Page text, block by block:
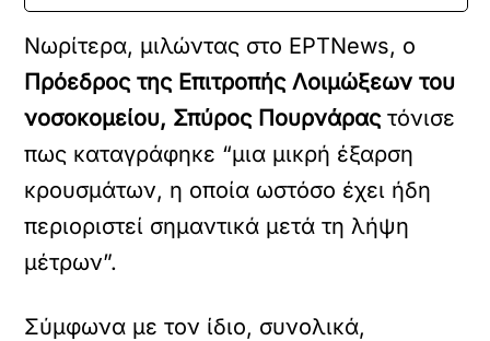
Νωρίτερα, μιλώντας στο ΕΡΤNews, ο
Πρόεδρος της Επιτροπής Λοιμώξεων του
νοσοκομείου, Σπύρος Πουρνάραςτόνισε
πως καταγράφηκε “μια μικρή έξαρση
κρουσμάτων, η οποία ωστόσο έχει ήδη
περιοριστεί σημαντικά μετά τη λήψη
μέτρων”.
Σύμφωνα με τον ίδιο, συνολικά,